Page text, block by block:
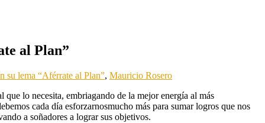
al Plan”
su lema “Aférrate al Plan”, Mauricio Rosero
lo necesita, embriagando de la mejor energía al más
cada día esforzarnosmucho más para sumar logros que nos
a soñadores a lograr sus objetivos.